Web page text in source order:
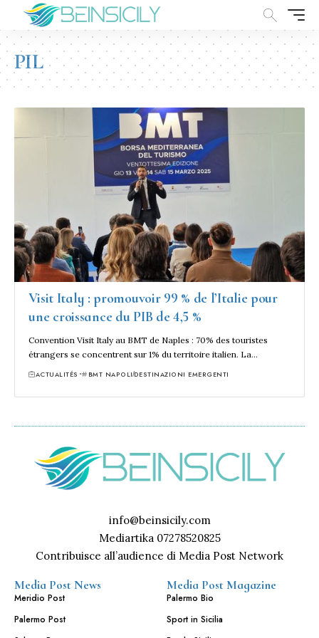
PIL
Visit Italy : promouvoir 99 % de l’Italie pour
une croissance du PIB de 4,5 %
Convention Visit Italy au BMT de Naples : 70% des touristes
étrangers se concentrent sur 1% du territoire italien. La…
ACTUALITÉS BMT NAPOLIDESTINAZIONI EMERGENTI
info@beinsicily.com
Mediartika 07278520825
Contribuisce all’audience di Media Post Network
Media Post News
Meridio Post
Palermo Post
Media Post Magazine
Palermo Bio
Sport in Sicilia